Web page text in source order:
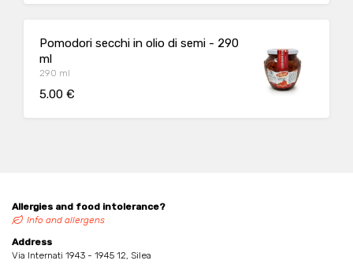
Pomodori secchi in olio di semi - 290
ml
290 ml
5.00 €
Allergies and food intolerance?
Info and allergens
Address
Via Internati 1943 - 1945 12, Silea